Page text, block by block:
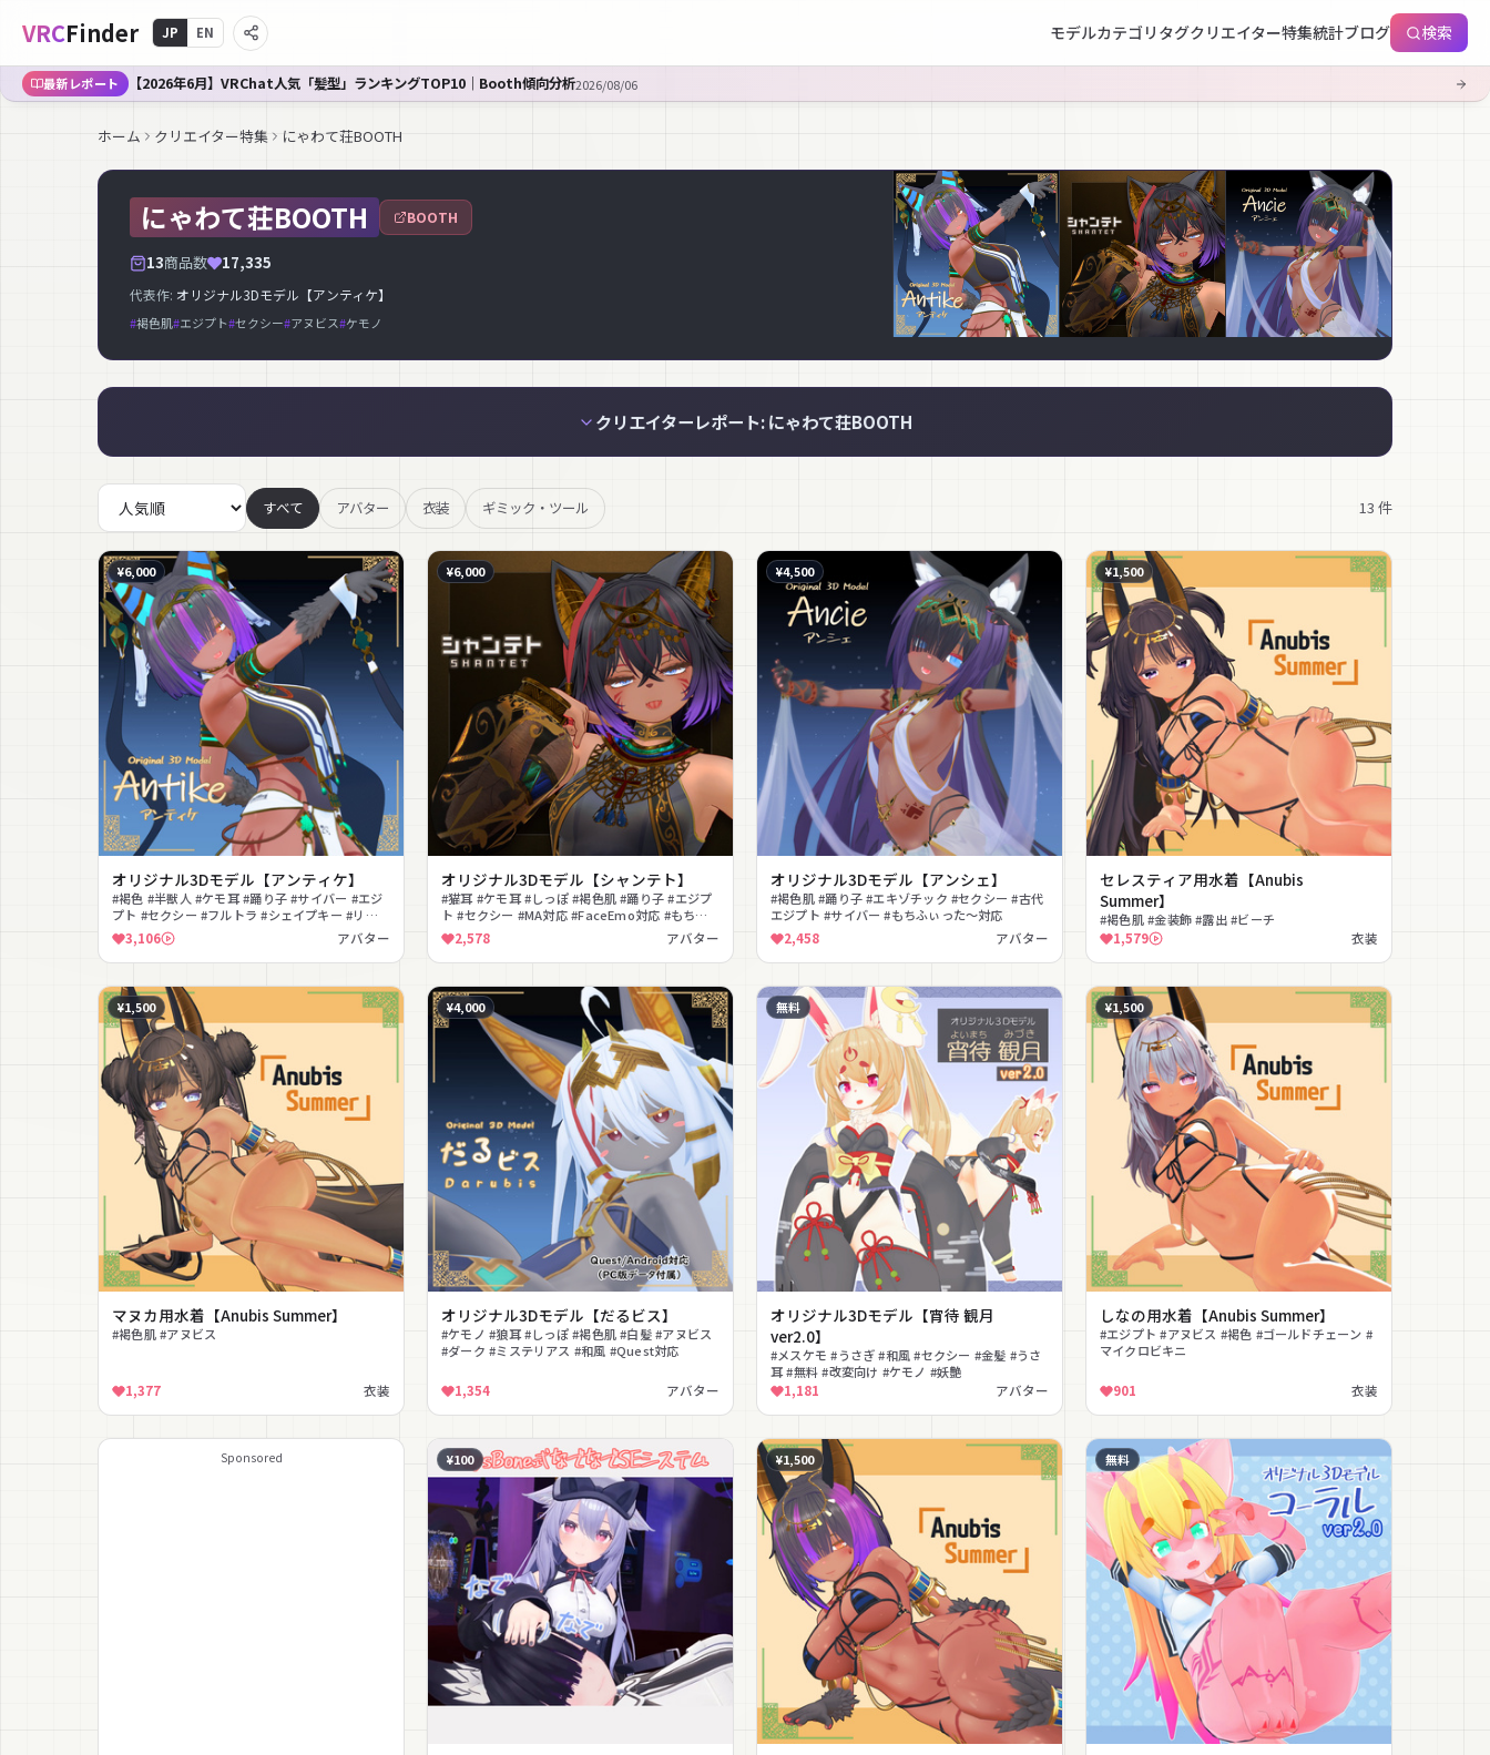
VRCFinder JP EN モデルカテゴリ タグクリエイター特集統計ブログ 検索
最新レポート 【2026年6月】VRChat人気「髪型」ランキングTOP10｜Booth傾向分析2026/08/06
ホーム クリエイター特集 にゃわて荘BOOTH
にゃわて荘BOOTH BOOTH
13商品数 17,335
代表作: オリジナル3Dモデル【アンティケ】
#褐色肌#エジプト#セクシー#アヌビス#ケモノ
クリエイターレポート: にゃわて荘BOOTH
すべて アバター 衣装 ギミック・ツール 13 件
¥6,000
オリジナル3Dモデル【アンティケ】
#褐色 #半獣人 #ケモ耳 #踊り子 #サイバー #エジ
プト #セクシー #フルトラ #シェイプキー #リッ
プシンク
3,106 アバター
¥6,000
オリジナル3Dモデル【シャンテト】
#猫耳 #ケモ耳 #しっぽ #褐色肌 #踊り子 #エジプ
ト #セクシー #MA対応 #FaceEmo対応 #もちふ
ぃった〜対応
2,578 アバター
¥4,500
オリジナル3Dモデル【アンシェ】
#褐色肌 #踊り子 #エキゾチック #セクシー #古代
エジプト #サイバー #もちふぃった〜対応
2,458
アバター
¥1,500
セレスティア用水着【Anubis
Summer】
#褐色肌 #金装飾 #露出 #ビーチ
1,579
衣装
¥1,500
マヌカ用水着【Anubis Summer】
#褐色肌 #アヌビス
1,377 衣装
¥4,000
オリジナル3Dモデル【だるビス】
#ケモノ #狼耳 #しっぽ #褐色肌 #白髪 #アヌビス
#ダーク #ミステリアス #和風 #Quest対応
1,354 アバター
無料
オリジナル3Dモデル【宵待 観月
ver2.0】
#メスケモ #うさぎ #和風 #セクシー #金髪 #うさ
耳 #無料 #改変向け #ケモノ #妖艶
1,181
アバター
¥1,500
しなの用水着【Anubis Summer】
#エジプト #アヌビス #褐色 #ゴールドチェーン #
マイクロビキニ
901 衣装
Sponsored ¥100 ¥1,500 無料